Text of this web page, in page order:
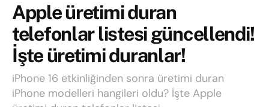
Apple üretimi duran
telefonlar listesi güncellendi!
İşte üretimi duranlar!
iPhone 16 etkinliğinden sonra üretimi duran
iPhone modelleri hangileri oldu? İşte Apple